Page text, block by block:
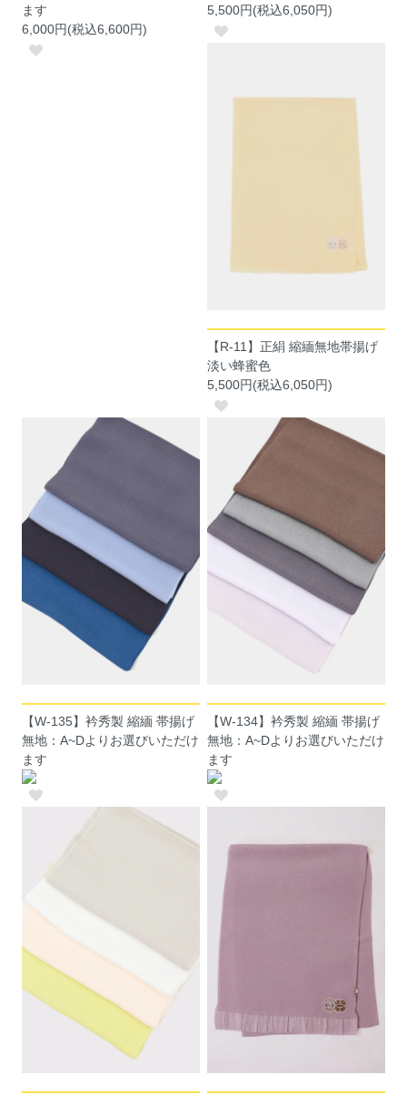
ます
6,000円(税込6,600円)
5,500円(税込6,050円)
【R-11】正絹 縮緬無地帯揚げ
淡い蜂蜜色
5,500円(税込6,050円)
【W-135】衿秀製 縮緬 帯揚げ
無地：A~Dよりお選びいただけ
ます
【W-134】衿秀製 縮緬 帯揚げ
無地：A~Dよりお選びいただけ
ます